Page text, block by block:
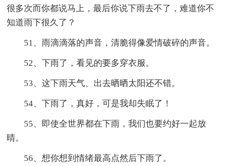
很多次而你都说马上，最后你说下雨去不了，难道你不
知道雨下很久了？
51、雨滴滴落的声音，清脆得像爱情破碎的声音。
52、下雨了，看见的要多穿衣服。
53、这下雨天气、出去晒晒太阳还不错。
54、下雨了，真好，可是我却失眠了！
55、即使全世界都在下雨，我们也要约好一起放
晴。
56、想你想到情绪最高点然后下雨了。